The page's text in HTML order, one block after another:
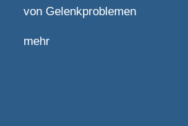
von Gelenkproblemen
mehr